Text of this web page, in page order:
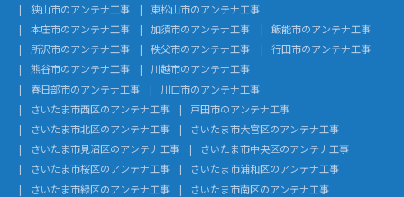
狭山市のアンテナ工事
東松山市のアンテナ工事
本庄市のアンテナ工事
加須市のアンテナ工事
飯能市のアンテナ工事
所沢市のアンテナ工事
秩父市のアンテナ工事
行田市のアンテナ工事
熊谷市のアンテナ工事
川越市のアンテナ工事
春日部市のアンテナ工事
川口市のアンテナ工事
さいたま市西区のアンテナ工事
戸田市のアンテナ工事
さいたま市北区のアンテナ工事
さいたま市大宮区のアンテナ工事
さいたま市見沼区のアンテナ工事
さいたま市中央区のアンテナ工事
さいたま市桜区のアンテナ工事
さいたま市浦和区のアンテナ工事
さいたま市緑区のアンテナ工事
さいたま市南区のアンテナ工事